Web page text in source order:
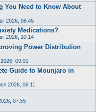
You Need to Know About
2026, 06:45
Medications?
2026, 10:14
Power Distribution
09:01
Guide to Mounjaro in
2026, 06:11
07:55